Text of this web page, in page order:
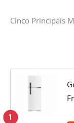
Cinco Principais
1